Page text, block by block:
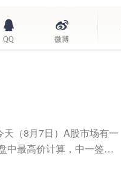
QQ 微博
（8月7日）A股市场有一
中最高价计算，中一签展